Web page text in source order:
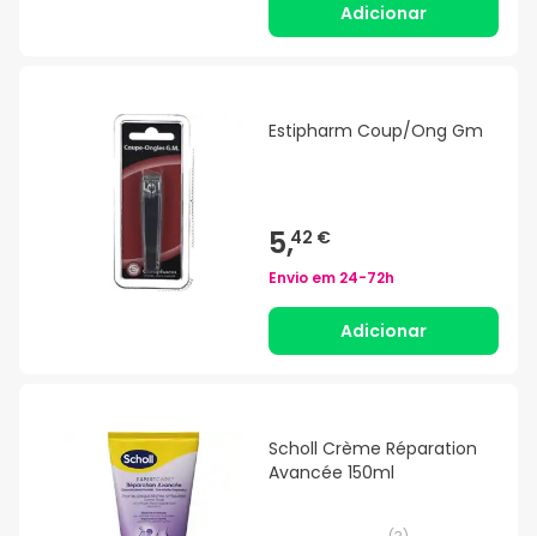
Adicionar
Estipharm Coup/Ong Gm
5,42 €
Envio em 24-72h
Adicionar
Scholl Crème Réparation
Avancée 150ml